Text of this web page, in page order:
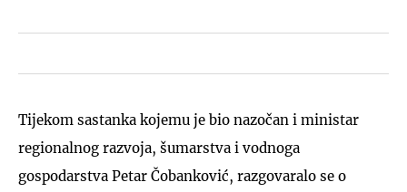
Tijekom sastanka kojemu je bio nazočan i ministar
regionalnog razvoja, šumarstva i vodnoga
gospodarstva Petar Čobanković, razgovaralo se o